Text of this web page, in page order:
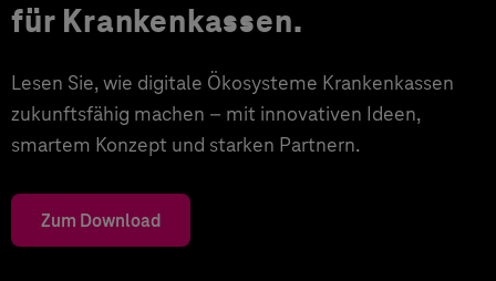
für Krankenkassen.
Lesen Sie, wie digitale Ökosysteme Krankenkassen
zukunftsfähig machen – mit innovativen Ideen,
smartem Konzept und starken Partnern.
Zum Download